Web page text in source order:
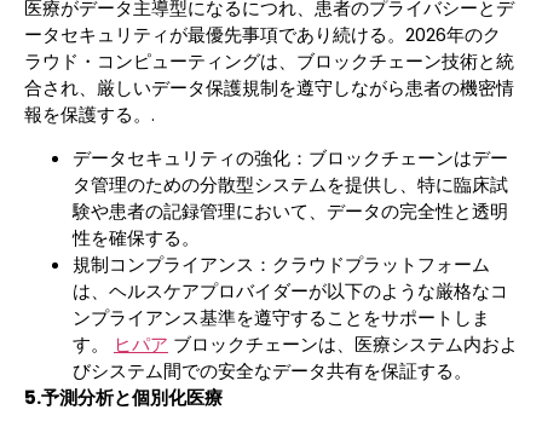
医療がデータ主導型になるにつれ、患者のプライバシーとデ
ータセキュリティが最優先事項であり続ける。2026年のク
ラウド・コンピューティングは、ブロックチェーン技術と統
合され、厳しいデータ保護規制を遵守しながら患者の機密情
報を保護する。.
データセキュリティの強化：ブロックチェーンはデー
タ管理のための分散型システムを提供し、特に臨床試
験や患者の記録管理において、データの完全性と透明
性を確保する。
規制コンプライアンス：クラウドプラットフォーム
は、ヘルスケアプロバイダーが以下のような厳格なコ
ンプライアンス基準を遵守することをサポートしま
す。
ヒパア ブロックチェーンは、医療システム内およ
びシステム間での安全なデータ共有を保証する。
5.予測分析と個別化医療